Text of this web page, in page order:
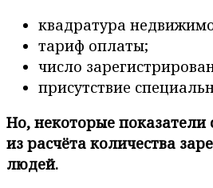
квадратура
тариф оплаты;
число
присутствие
Но, некоторые показатели
из расчёта количества
людей.